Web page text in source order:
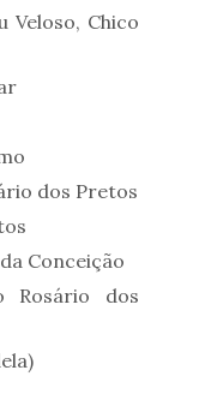
Veloso, Chico
dos Pretos
Conceição
Rosário dos